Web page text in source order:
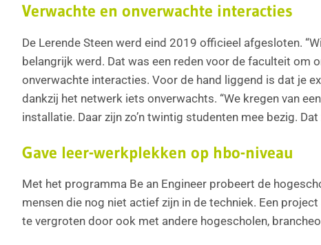
Verwachte en onverwachte interacties
De Lerende Steen werd eind 2019 officieel afgesloten.
belangrijk werd. Dat was een reden voor de faculteit om
onverwachte interacties. Voor de hand liggend is dat je
dankzij het netwerk iets onverwachts. “We kregen van
installatie. Daar zijn zo’n twintig studenten mee bezig.
Gave leer-werkplekken op hbo-niveau
Met het programma Be an Engineer probeert de
mensen die nog niet actief zijn in de techniek. Een
te vergroten door ook met andere hogescholen,